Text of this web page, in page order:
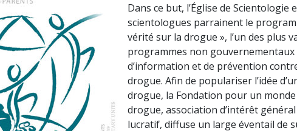
Dans ce but, l’Église de Scientologie
scientologues parrainent le
vérité sur la drogue », l’un des plus
programmes non gouvernementaux
d’information et de prévention
drogue. Afin de populariser l’idée
drogue, la Fondation pour un monde
drogue, association d’intérêt
lucratif, diffuse un large éventail de